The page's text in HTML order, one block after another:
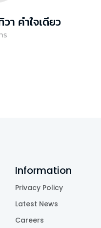
า คำใจเดียว
ร
Information
Privacy Policy
Latest News
Careers